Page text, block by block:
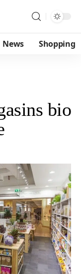
News Shopping
bio